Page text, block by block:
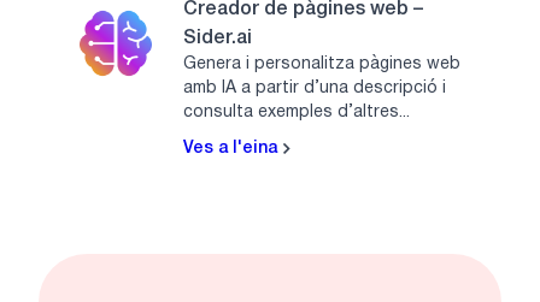
Creador de pàgines web –
Sider.ai
Genera i personalitza pàgines web
amb IA a partir d’una descripció i
consulta exemples d’altres...
Ves a l'eina